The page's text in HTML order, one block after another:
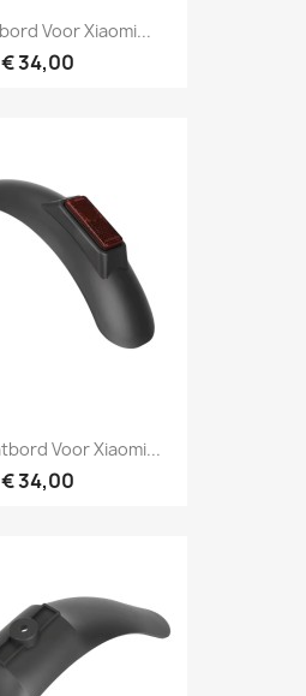
Voor Xiaomi...
€ 34,00
Voor Xiaomi...
€ 34,00